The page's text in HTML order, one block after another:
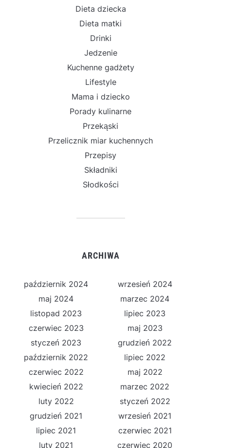
Dieta dziecka
Dieta matki
Drinki
Jedzenie
Kuchenne gadżety
Lifestyle
Mama i dziecko
Porady kulinarne
Przekąski
Przelicznik miar kuchennych
Przepisy
Składniki
Słodkości
ARCHIWA
październik 2024
wrzesień 2024
maj 2024
marzec 2024
listopad 2023
lipiec 2023
czerwiec 2023
maj 2023
styczeń 2023
grudzień 2022
październik 2022
lipiec 2022
czerwiec 2022
maj 2022
kwiecień 2022
marzec 2022
luty 2022
styczeń 2022
grudzień 2021
wrzesień 2021
lipiec 2021
czerwiec 2021
luty 2021
czerwiec 2020